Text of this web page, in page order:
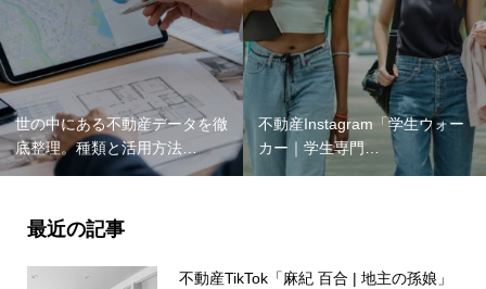
世の中にある不動産データを徹
底整理。種類と活用方法…
不動産Instagram「学生ウォー
カー｜学生専門…
最近の記事
不動産TikTok「麻紀 百合 | 地主の孫娘」